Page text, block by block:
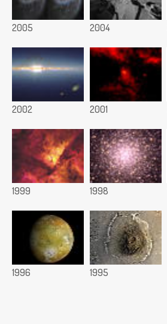
2005 2004
2002 2001
1999 1998
1996 1995